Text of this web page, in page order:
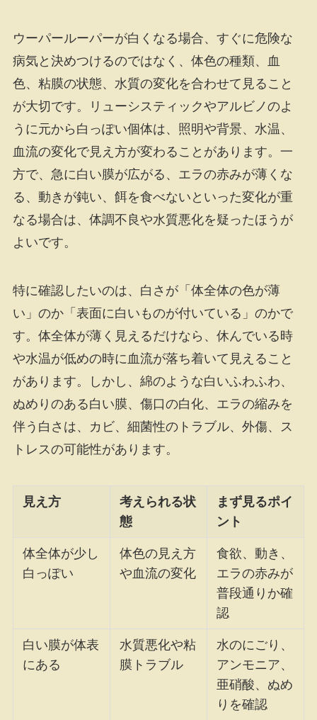
ウーパールーパーが白くなる場合、すぐに危険な
病気と決めつけるのではなく、体色の種類、血
色、粘膜の状態、水質の変化を合わせて見ること
が大切です。リューシスティックやアルビノのよ
うに元から白っぽい個体は、照明や背景、水温、
血流の変化で見え方が変わることがあります。一
方で、急に白い膜が広がる、エラの赤みが薄くな
る、動きが鈍い、餌を食べないといった変化が重
なる場合は、体調不良や水質悪化を疑ったほうが
よいです。
特に確認したいのは、白さが「体全体の色が薄
い」のか「表面に白いものが付いている」のかで
す。体全体が薄く見えるだけなら、休んでいる時
や水温が低めの時に血流が落ち着いて見えること
があります。しかし、綿のような白いふわふわ、
ぬめりのある白い膜、傷口の白化、エラの縮みを
伴う白さは、カビ、細菌性のトラブル、外傷、ス
トレスの可能性があります。
見え方
考えられる状
態
まず見るポイ
ント
体全体が少し
白っぽい
体色の見え方
や血流の変化
食欲、動き、
エラの赤みが
普段通りか確
認
白い膜が体表
にある
水質悪化や粘
膜トラブル
水のにごり、
アンモニア、
亜硝酸、ぬめ
りを確認